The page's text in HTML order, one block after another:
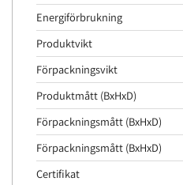
Energiförbrukning
Produktvikt
Förpackningsvikt
Produktmått (BxHxD)
Förpackningsmått (BxHxD)
Förpackningsmått (BxHxD)
Certifikat